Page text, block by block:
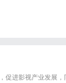
促进影视产业发展，